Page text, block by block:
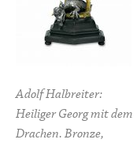
Adolf Halbreiter:
Heiliger Georg mit dem
Drachen. Bronze,